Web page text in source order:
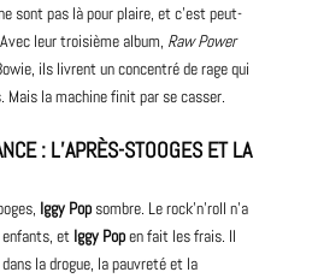
sont pas là pour plaire, et c’est peut-
leur troisième album, Raw Power
ils livrent un concentré de rage qui
Mais la machine finit par se casser.
: L’APRÈS-STOOGES ET LA
Iggy Popsombre. Le rock’n’roll n’a
et Iggy Popen fait les frais. Il
la drogue, la pauvreté et la